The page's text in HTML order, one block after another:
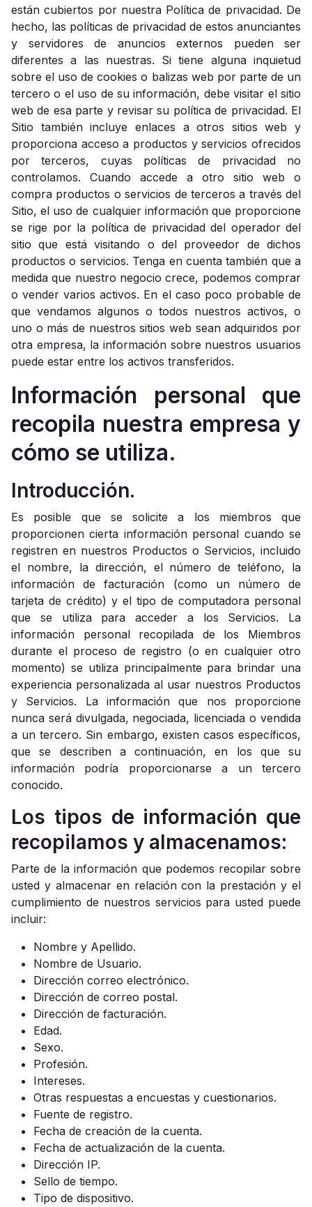
están cubiertos por nuestra Política de privacidad. De
hecho, las políticas de privacidad de estos anunciantes
y servidores de anuncios externos pueden ser
diferentes a las nuestras. Si tiene alguna inquietud
sobre el uso de cookies o balizas web por parte de un
tercero o el uso de su información, debe visitar el sitio
web de esa parte y revisar su política de privacidad. El
Sitio también incluye enlaces a otros sitios web y
proporciona acceso a productos y servicios ofrecidos
por terceros, cuyas políticas de privacidad no
controlamos. Cuando accede a otro sitio web o
compra productos o servicios de terceros a través del
Sitio, el uso de cualquier información que proporcione
se rige por la política de privacidad del operador del
sitio que está visitando o del proveedor de dichos
productos o servicios. Tenga en cuenta también que a
medida que nuestro negocio crece, podemos comprar
o vender varios activos. En el caso poco probable de
que vendamos algunos o todos nuestros activos, o
uno o más de nuestros sitios web sean adquiridos por
otra empresa, la información sobre nuestros usuarios
puede estar entre los activos transferidos.
Información personal que
recopila nuestra empresa y
cómo se utiliza.
Introducción.
Es posible que se solicite a los miembros que
proporcionen cierta información personal cuando se
registren en nuestros Productos o Servicios, incluido
el nombre, la dirección, el número de teléfono, la
información de facturación (como un número de
tarjeta de crédito) y el tipo de computadora personal
que se utiliza para acceder a los Servicios. La
información personal recopilada de los Miembros
durante el proceso de registro (o en cualquier otro
momento) se utiliza principalmente para brindar una
experiencia personalizada al usar nuestros Productos
y Servicios. La información que nos proporcione
nunca será divulgada, negociada, licenciada o vendida
a un tercero. Sin embargo, existen casos específicos,
que se describen a continuación, en los que su
información podría proporcionarse a un tercero
conocido.
Los tipos de información que
recopilamos y almacenamos:
Parte de la información que podemos recopilar sobre
usted y almacenar en relación con la prestación y el
cumplimiento de nuestros servicios para usted puede
incluir:
Nombre y Apellido.
Nombre de Usuario.
Dirección correo electrónico.
Dirección de correo postal.
Dirección de facturación.
Edad.
Sexo.
Profesión.
Intereses.
Otras respuestas a encuestas y cuestionarios.
Fuente de registro.
Fecha de creación de la cuenta.
Fecha de actualización de la cuenta.
Dirección IP.
Sello de tiempo.
Tipo de dispositivo.